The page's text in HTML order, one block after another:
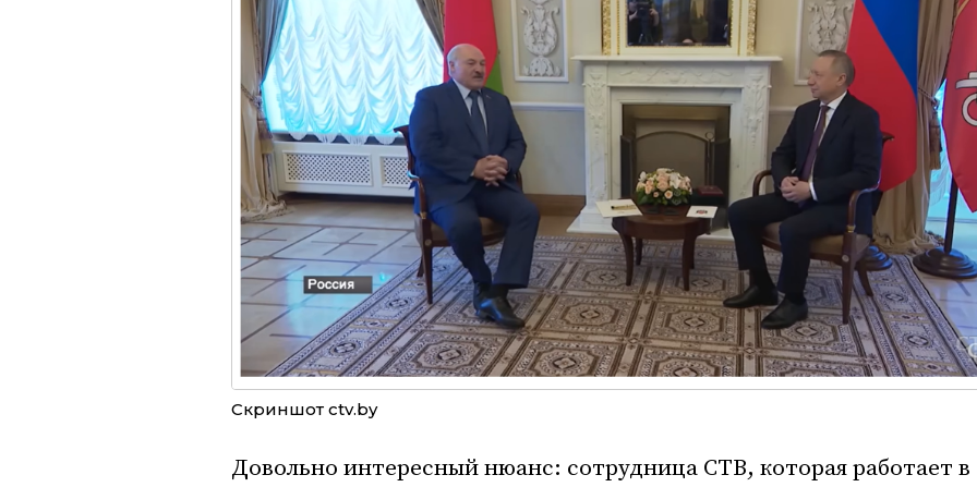
Скриншот ctv.by
Довольно интересный нюанс: сотрудница СТВ, которая работает в